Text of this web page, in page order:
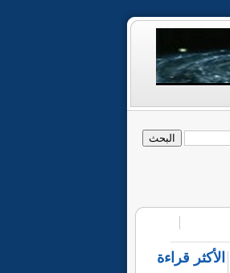
البحث
الأكثر قراءة